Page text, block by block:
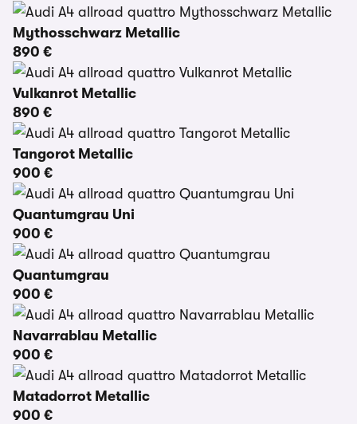
Mythosschwarz Metallic
890 €
Vulkanrot Metallic
890 €
Tangorot Metallic
900 €
Quantumgrau Uni
900 €
Quantumgrau
900 €
Navarrablau Metallic
900 €
Matadorrot Metallic
900 €